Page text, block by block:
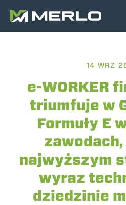
14 WRZ
e-WORKER
triumfuje w
Formuły E
najwyższym
wyraz
dziedzinie